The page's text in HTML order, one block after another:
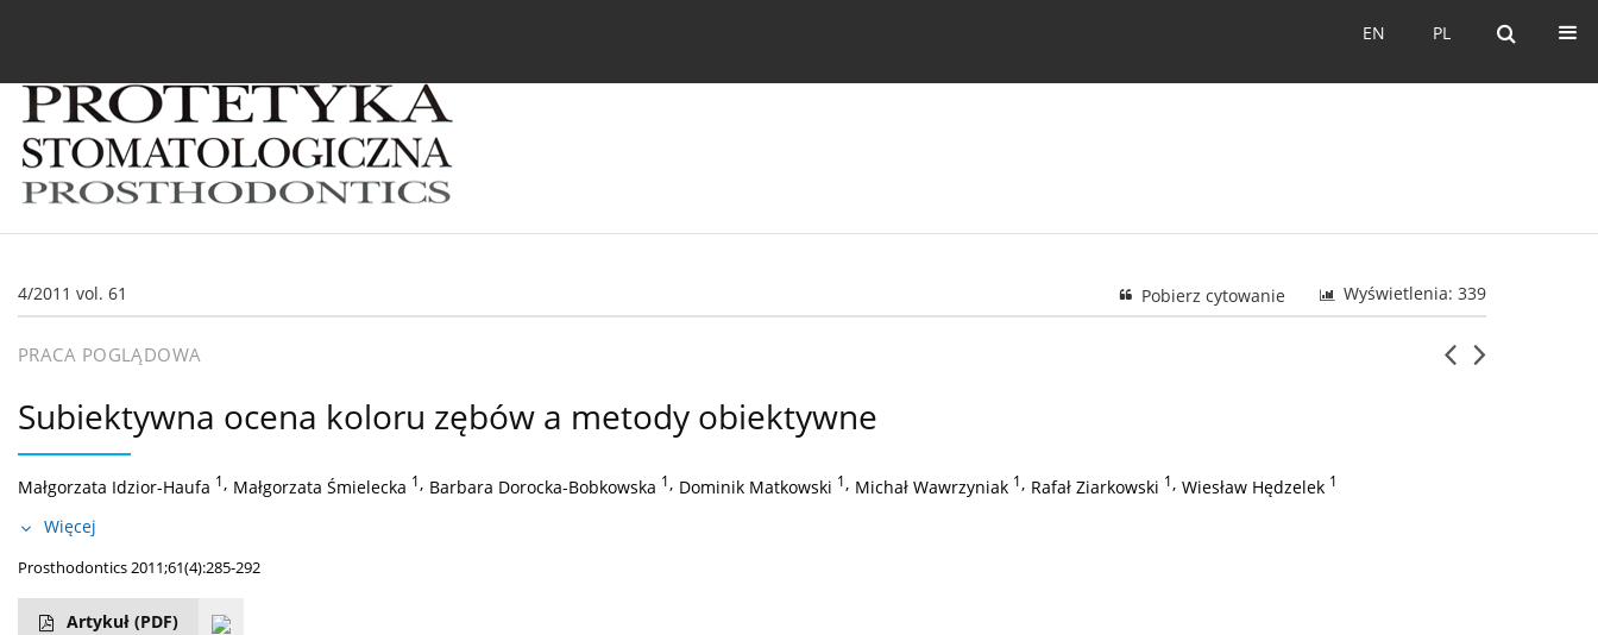
PL
EN PL
EN
4/2011 vol. 61 Wyświetlenia: 339
Pobierz cytowanie
PRACA POGLĄDOWA
Subiektywna ocena koloru zębów a metody obiektywne
Małgorzata Idzior-Haufa 1, Małgorzata Śmielecka 1, Barbara Dorocka-Bobkowska 1, Dominik Matkowski 1, Michał Wawrzyniak 1, Rafał Ziarkowski 1, Wiesław Hędzelek 1
Więcej
Prosthodontics 2011;61(4):285-292
Artykuł (PDF)